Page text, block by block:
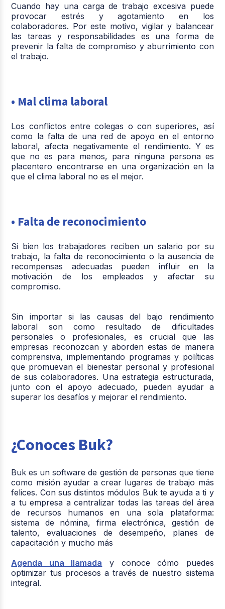
Cuando hay una carga de trabajo excesiva puede
provocar estrés y agotamiento en los
colaboradores. Por este motivo, vigilar y balancear
las tareas y responsabilidades es una forma de
prevenir la falta de compromiso y aburrimiento con
el trabajo.
• Mal clima laboral
Los conflictos entre colegas o con superiores, así
como la falta de una red de apoyo en el entorno
laboral, afecta negativamente el rendimiento. Y es
que no es para menos, para ninguna persona es
placentero encontrarse en una organización en la
que el clima laboral no es el mejor.
• Falta de reconocimiento
Si bien los trabajadores reciben un salario por su
trabajo, la falta de reconocimiento o la ausencia de
recompensas adecuadas pueden influir en la
motivación de los empleados y afectar su
compromiso.
Sin importar si las causas del bajo rendimiento
laboral son como resultado de dificultades
personales o profesionales, es crucial que las
empresas reconozcan y aborden estas de manera
comprensiva, implementando programas y políticas
que promuevan el bienestar personal y profesional
de sus colaboradores. Una estrategia estructurada,
junto con el apoyo adecuado, pueden ayudar a
superar los desafíos y mejorar el rendimiento.
¿Conoces Buk?
Buk es un software de gestión de personas que tiene
como misión ayudar a crear lugares de trabajo más
felices. Con sus distintos módulos Buk te ayuda a ti y
a tu empresa a centralizar todas las tareas del área
de recursos humanos en una sola plataforma:
sistema de nómina, firma electrónica, gestión de
talento, evaluaciones de desempeño, planes de
capacitación y mucho más
Agenda una llamada y conoce cómo puedes
optimizar tus procesos a través de nuestro sistema
integral.